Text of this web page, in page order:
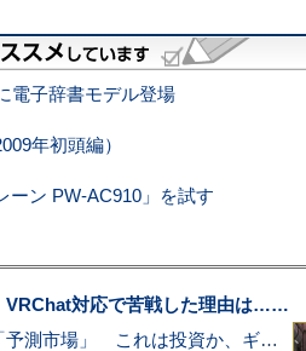
電子辞書モデル登場
年初頭編）
ーン PW-AC910」を試す
対応で苦戦した理由は……
プロ野球も対象に、急成長する「予測市場」 これは投資か、ギャンブルか